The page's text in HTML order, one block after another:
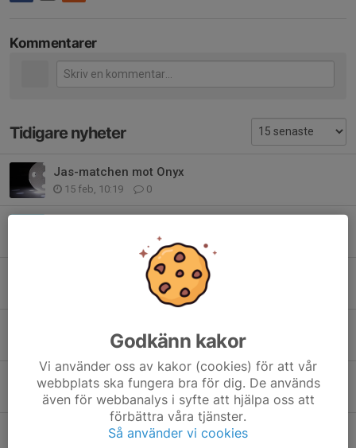
Kommentarer
Tidigare nyheter
Jas-matchen mot Onyx
15 feb, 10:19 0
Matchen mellan Linghem och LIBK U
16 feb 2025 1
Video från matchen mot Åby i H2
8 feb 2025 0
Video från matchen i HJ mot Solfjädern (hemma)
Godkänn kakor
Vi använder oss av kakor (cookies) för att vår
webbplats ska fungera bra för dig. De används
även för webbanalys i syfte att hjälpa oss att
förbättra våra tjänster.
Så använder vi cookies